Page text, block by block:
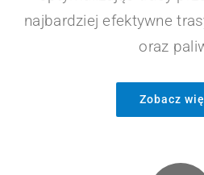
najbardziej efektywne
oraz
Zobacz